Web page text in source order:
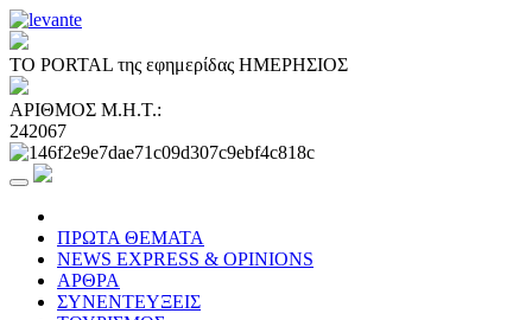
ΤΟ PORTAL της εφημερίδας ΗΜΕΡΗΣΙΟΣ
ΑΡΙΘΜΟΣ Μ.Η.Τ.:
242067
ΠΡΩΤΑ ΘΕΜΑΤΑ
NEWS EXPRESS & OPINIONS
ΑΡΘΡΑ
ΣΥΝΕΝΤΕΥΞΕΙΣ